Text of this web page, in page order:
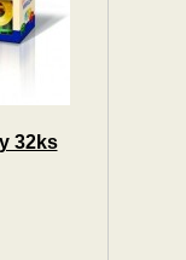
32ks